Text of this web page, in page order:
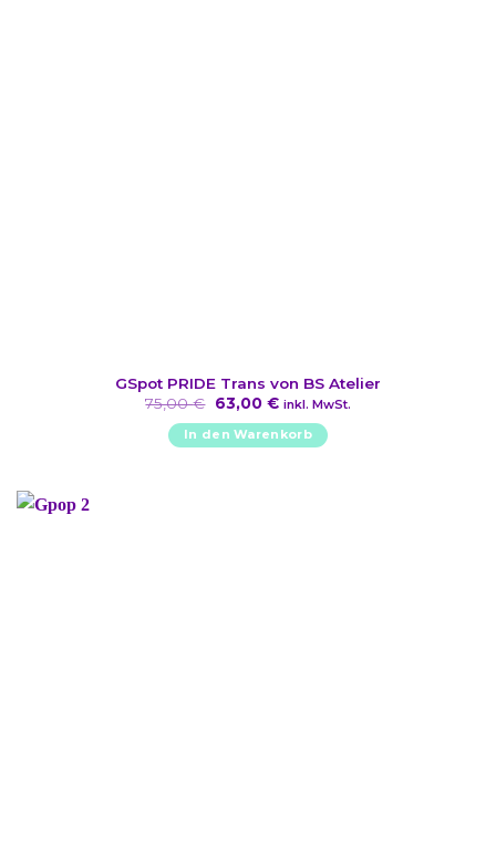
GSpot PRIDE Trans von BS Atelier
75,00€ Ursprünglicher
Preis
war:
75,00 €
63,00 €Aktueller
ist:
63,00 €.
inkl. MwSt.
In den Warenkorb